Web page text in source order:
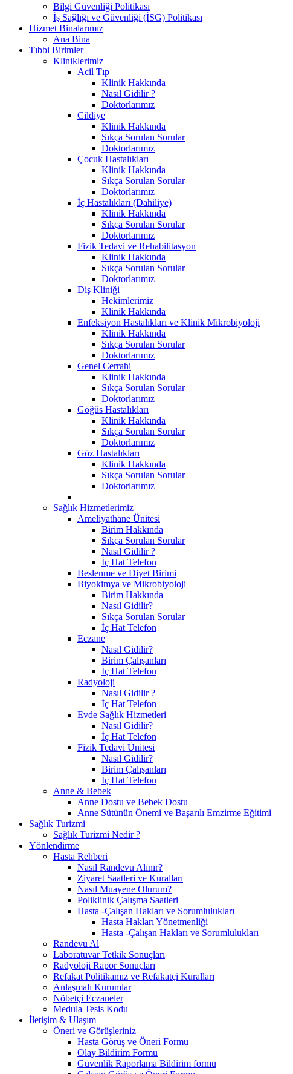
Bilgi Güvenliği Politikası
İş Sağlığı ve Güvenliği (İSG) Politikası
Hizmet Binalarımız
Ana Bina
Tıbbi Birimler
Kliniklerimiz
Acil Tıp
Klinik Hakkında
Nasıl Gidilir ?
Doktorlarımız
Cildiye
Klinik Hakkında
Sıkça Sorulan Sorular
Doktorlarımız
Çocuk Hastalıkları
Klinik Hakkında
Sıkça Sorulan Sorular
Doktorlarımız
İç Hastalıkları (Dahiliye)
Klinik Hakkında
Sıkça Sorulan Sorular
Doktorlarımız
Fizik Tedavi ve Rehabilitasyon
Klinik Hakkında
Sıkça Sorulan Sorular
Doktorlarımız
Diş Kliniği
Hekimlerimiz
Klinik Hakkında
Enfeksiyon Hastalıkları ve Klinik Mikrobiyoloji
Klinik Hakkında
Sıkça Sorulan Sorular
Doktorlarımız
Genel Cerrahi
Klinik Hakkında
Sıkça Sorulan Sorular
Doktorlarımız
Göğüs Hastalıkları
Klinik Hakkında
Sıkça Sorulan Sorular
Doktorlarımız
Göz Hastalıkları
Klinik Hakkında
Sıkça Sorulan Sorular
Doktorlarımız
Sağlık Hizmetlerimiz
Ameliyathane Ünitesi
Birim Hakkında
Sıkça Sorulan Sorular
Nasıl Gidilir ?
İç Hat Telefon
Beslenme ve Diyet Birimi
Biyokimya ve Mikrobiyoloji
Birim Hakkında
Nasıl Gidilir?
Sıkça Sorulan Sorular
İç Hat Telefon
Eczane
Nasıl Gidilir?
Birim Çalışanları
İç Hat Telefon
Radyoloji
Nasıl Gidilir ?
İç Hat Telefon
Evde Sağlık Hizmetleri
Nasıl Gidilir?
İç Hat Telefon
Fizik Tedavi Ünitesi
Nasıl Gidilir?
Birim Çalışanları
İç Hat Telefon
Anne & Bebek
Anne Dostu ve Bebek Dostu
Anne Sütünün Önemi ve Başarılı Emzirme Eğitimi
Sağlık Turizmi
Sağlık Turizmi Nedir ?
Yönlendirme
Hasta Rehberi
Nasıl Randevu Alınır?
Ziyaret Saatleri ve Kuralları
Nasıl Muayene Olurum?
Poliklinik Çalışma Saatleri
Hasta -Çalışan Hakları ve Sorumlulukları
Hasta Hakları Yönetmenliği
Hasta -Çalışan Hakları ve Sorumlulukları
Randevu Al
Laboratuvar Tetkik Sonuçları
Radyoloji Rapor Sonuçları
Refakat Politikamız ve Refakatçi Kuralları
Anlaşmalı Kurumlar
Nöbetçi Eczaneler
Medula Tesis Kodu
İletişim & Ulaşım
Öneri ve Görüşleriniz
Hasta Görüş ve Öneri Formu
Olay Bildirim Formu
Güvenlik Raporlama Bildirim formu